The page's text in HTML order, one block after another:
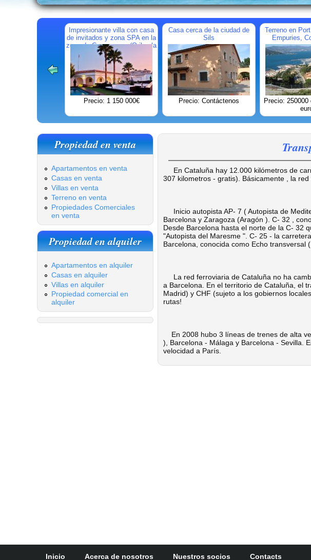
Impresionante villa con casa
de invitados y zona SPA en la
zona de Campoamor (Orihuela
Costa)
Precio: 1 150 000€
Casa cerca de la ciudad de
Sils
Precio: Contáctenos
Terreno en
Empuries,
Precio: 250000
Propiedad en venta
Apartamentos en venta
Casas en venta
Villas en venta
Terreno en venta
Propiedades Comerciales
en venta
Propiedad en alquiler
Apartamentos en alquiler
Casas en alquiler
Villas en alquiler
Propiedad comercial en
alquiler
En Cataluña hay 12.000 kilómetros de
307 kilometros - gratis). Básicamente , la red
Inicio autopista AP- 7 ( Autopista de
Barcelona y Zaragoza (Aragón ). C- 32 ,
Desde Barcelona hasta el norte de la C- 32
"Autopista del Maresme ". C- 25 - la
Barcelona, conocida como Echo transversal
La red ferroviaria de Cataluña no ha
a Barcelona. En el territorio de Cataluña, el
Madrid) y CHF (sujeto a los gobiernos
rutas!
En 2008 hubo 3 líneas de trenes de alta
), Barcelona - Málaga y Barcelona - Sevilla.
velocidad a París.
Inicio Acerca de nosotros Nuestros socios Contacts